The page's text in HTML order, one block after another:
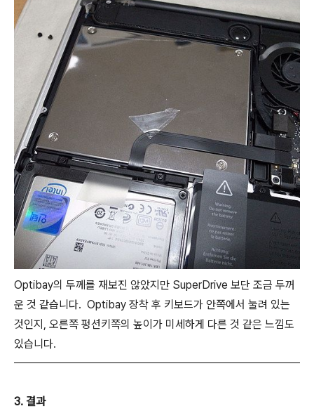
Optibay의 두께를 재보진 않았지만 SuperDrive 보단 조금 두꺼
운 것 같습니다. Optibay 장착 후 키보드가 안쪽에서 눌려 있는
것인지, 오른쪽 펑션키쪽의 높이가 미세하게 다른 것 같은 느낌도
있습니다.
3. 결과